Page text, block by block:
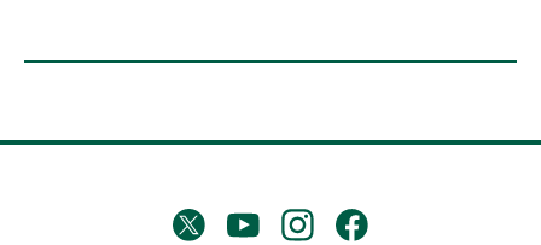
D
Twitter
X
YouTubeInstagramFacebook